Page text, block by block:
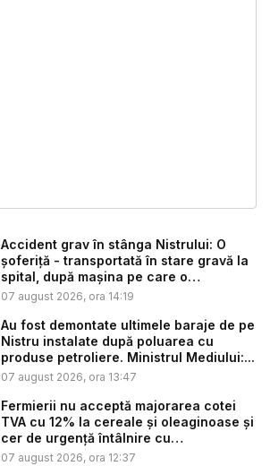
Accident grav în stânga Nistrului: O
șoferiță - transportată în stare gravă la
spital, după mașina pe care o
conduce...
07 august 2026, ora 14:19
Au fost demontate ultimele baraje de pe
Nistru instalate după poluarea cu
produse petroliere. Ministrul Mediului:...
07 august 2026, ora 13:47
Fermierii nu acceptă majorarea cotei
TVA cu 12% la cereale și oleaginoase și
cer de urgență întâlnire cu
autoritățile:...
07 august 2026, ora 12:37